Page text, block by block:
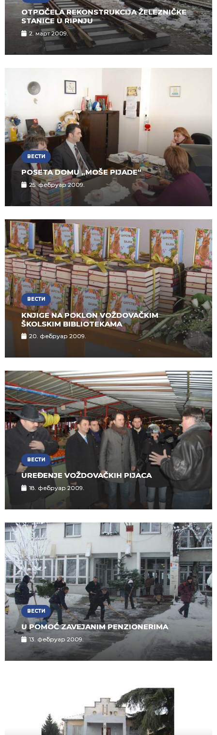
OTPOČELA REKONSTRUKCIJA ŽELEZNIČKE
STANICE U RIPNJU
2. март 2009.
ВЕСТИ
POSETA DOMU „MOŠE PIJADE“
25. фебруар 2009.
ВЕСТИ
KNJIGE NA POKLON VOŽDOVAČKIM
ŠKOLSKIM BIBLIOTEKAMA
20. фебруар 2009.
ВЕСТИ
UREĐENJE VOŽDOVAČKIH PIJACA
18. фебруар 2009.
ВЕСТИ
U POMOĆ ZAVEJANIM PENZIONERIMA
13. фебруар 2009.